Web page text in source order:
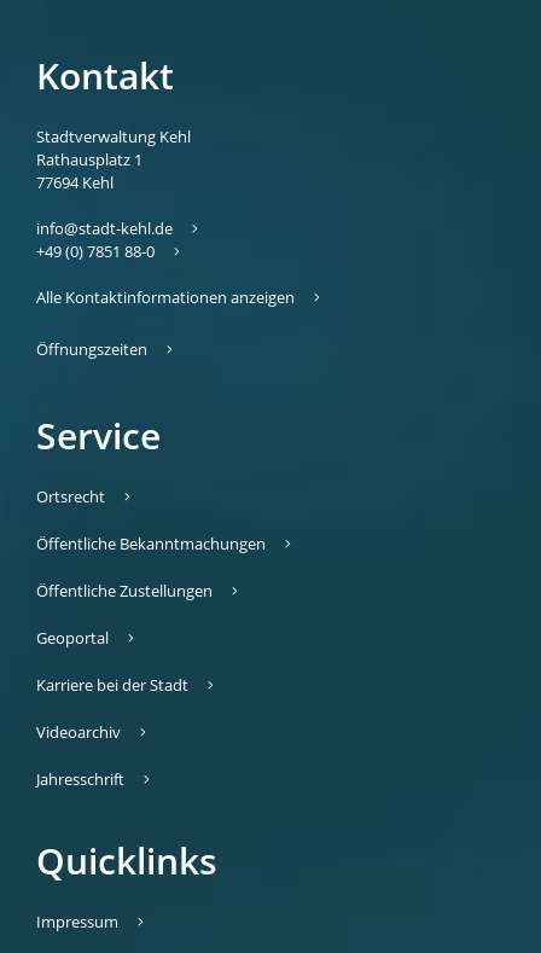
Kontakt
Stadtverwaltung Kehl
Rathausplatz 1
77694 Kehl
info@stadt-kehl.de
+49 (0) 7851 88-0
Alle Kontaktinformationen anzeigen
Öffnungszeiten
Service
Ortsrecht
Öffentliche Bekanntmachungen
Öffentliche Zustellungen
Geoportal
Karriere bei der Stadt
Videoarchiv
Jahresschrift
Quicklinks
Impressum